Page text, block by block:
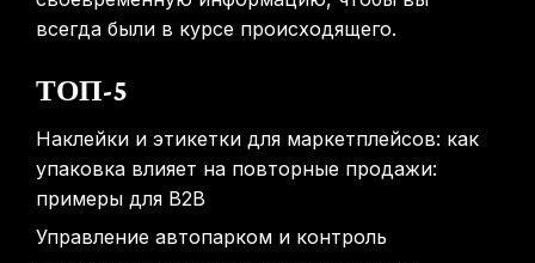
всегда были в курсе происходящего.
ТОП-5
Наклейки и этикетки для маркетплейсов: как
упаковка влияет на повторные продажи:
примеры для B2B
Управление автопарком и контроль